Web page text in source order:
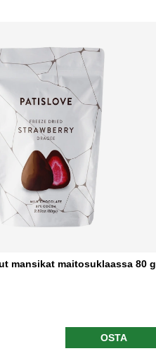
mansikat maitosuklaassa 80 g
OSTA